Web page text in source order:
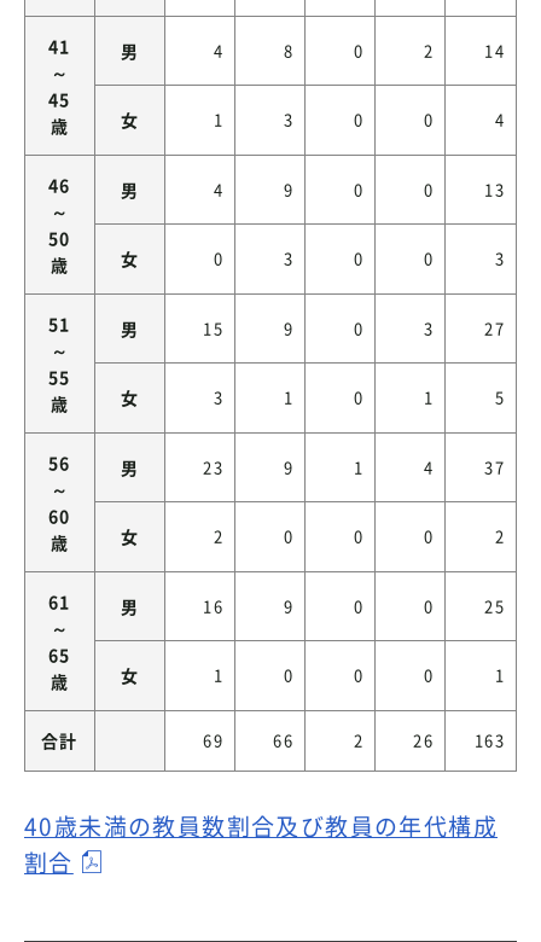
41
～
45
歳
男 4 8 0 2 14
女 1 3 0 0 4
46
～
50
歳
男 4 9 0 0 13
女 0 3 0 0 3
51
～
55
歳
男 15 9 0 3 27
女 3 1 0 1 5
56
～
60
歳
男 23 9 1 4 37
女 2 0 0 0 2
61
～
65
歳
男 16 9 0 0 25
女 1 0 0 0 1
合計 69 66 2 26 163
40歳未満の教員数割合及び教員の年代構成
割合